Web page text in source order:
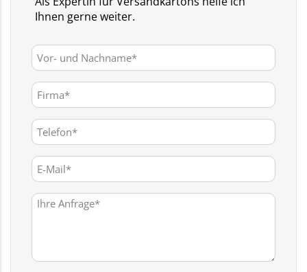
Ihnen gerne weiter.